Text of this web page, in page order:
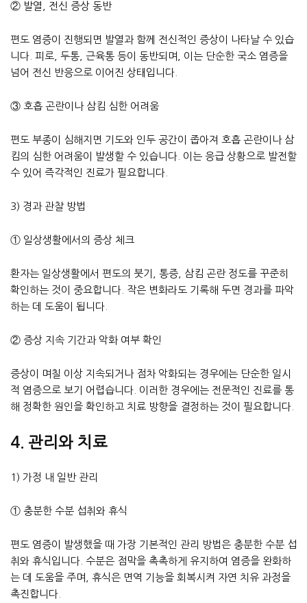
② 발열, 전신 증상 동반
편도 염증이 진행되면 발열과 함께 전신적인 증상이 나타날 수 있습
니다. 피로, 두통, 근육통 등이 동반되며, 이는 단순한 국소 염증을
넘어 전신 반응으로 이어진 상태입니다.
③ 호흡 곤란이나 삼킴 심한 어려움
편도 부종이 심해지면 기도와 인두 공간이 좁아져 호흡 곤란이나 삼
킴의 심한 어려움이 발생할 수 있습니다. 이는 응급 상황으로 발전할
수 있어 즉각적인 진료가 필요합니다.
3) 경과 관찰 방법
① 일상생활에서의 증상 체크
환자는 일상생활에서 편도의 붓기, 통증, 삼킴 곤란 정도를 꾸준히
확인하는 것이 중요합니다. 작은 변화라도 기록해 두면 경과를 파악
하는 데 도움이 됩니다.
② 증상 지속 기간과 악화 여부 확인
증상이 며칠 이상 지속되거나 점차 악화되는 경우에는 단순한 일시
적 염증으로 보기 어렵습니다. 이러한 경우에는 전문적인 진료를 통
해 정확한 원인을 확인하고 치료 방향을 결정하는 것이 필요합니다.
4. 관리와 치료
1) 가정 내 일반 관리
① 충분한 수분 섭취와 휴식
편도 염증이 발생했을 때 가장 기본적인 관리 방법은 충분한 수분 섭
취와 휴식입니다. 수분은 점막을 촉촉하게 유지하여 염증을 완화하
는 데 도움을 주며, 휴식은 면역 기능을 회복시켜 자연 치유 과정을
촉진합니다.